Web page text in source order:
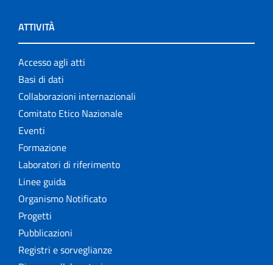
ATTIVITÀ
Accesso agli atti
Basi di dati
Collaborazioni internazionali
Comitato Etico Nazionale
Eventi
Formazione
Laboratori di riferimento
Linee guida
Organismo Notificato
Progetti
Pubblicazioni
Registri e sorveglianze